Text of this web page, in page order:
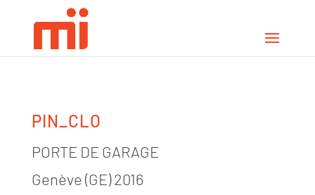
PIN_CLO
PORTE DE GARAGE
Genève (GE) 2016